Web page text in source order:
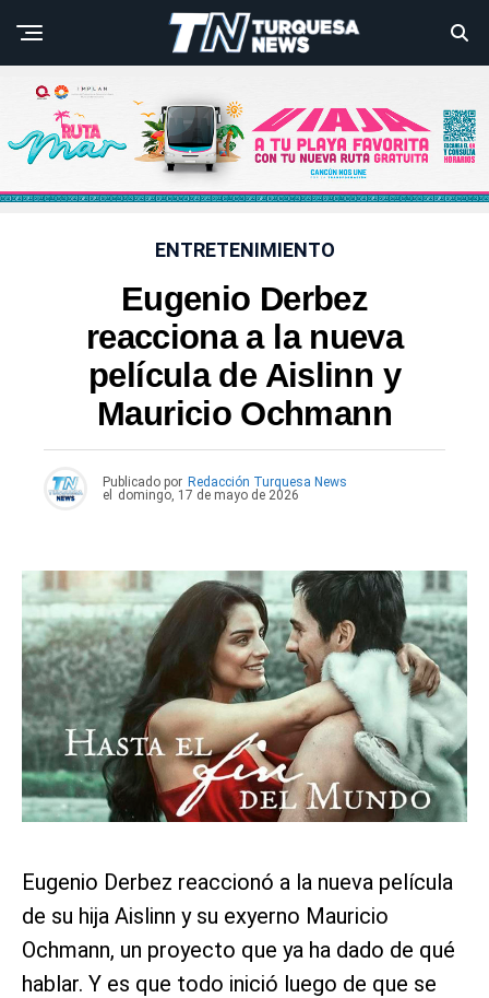
ENTRETENIMIENTO
Eugenio Derbez
reacciona a la nueva
película de Aislinn y
Mauricio Ochmann
Publicado por Redacción Turquesa News
el
domingo, 17 de mayo de 2026
Eugenio Derbez reaccionó a la nueva película
de su hija Aislinn y su exyerno Mauricio
Ochmann, un proyecto que ya ha dado de qué
hablar. Y es que todo inició luego de que se